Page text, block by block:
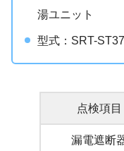
湯ユニット
型式：SRT-
点検項目
漏電遮断